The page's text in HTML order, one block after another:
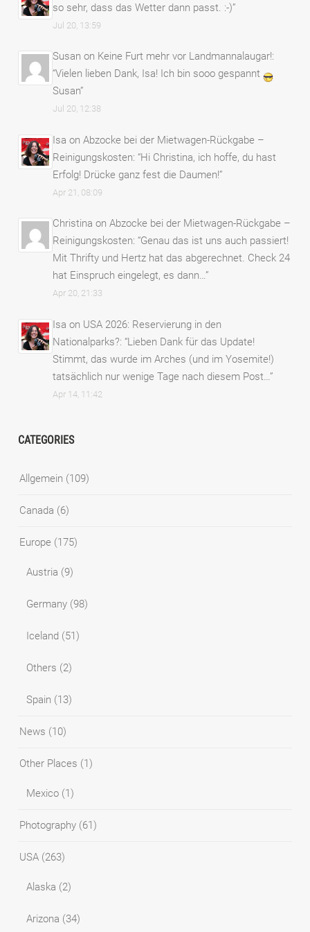
so sehr, dass das Wetter dann passt. :-)”
Jul 20, 13:59
Susan on Keine Furt mehr vor Landmannalaugar!:
“Vielen lieben Dank, Isa! Ich bin sooo gespannt
Susan”
Jul 20, 12:38
Isa onAbzocke bei der Mietwagen-Rückgabe –
Reinigungskosten: “Hi Christina, ich hoffe, du hast
Erfolg! Drücke ganz fest die Daumen!”
Apr 21, 08:09
Christina onAbzocke bei der Mietwagen-Rückgabe –
Reinigungskosten: “Genau das ist uns auch passiert!
Mit Thrifty und Hertz hat das abgerechnet. Check 24
hat Einspruch eingelegt, es dann…”
Apr 20, 21:33
Isa on USA 2026: Reservierung in den
Nationalparks?: “Lieben Dank für das Update!
Stimmt, das wurde im Arches (und im Yosemite!)
tatsächlich nur wenige Tage nach diesem Post…”
Apr 14, 11:42
CATEGORIES
Allgemein (109)
Canada (6)
Europe (175)
Austria (9)
Germany (98)
Iceland (51)
Others (2)
Spain (13)
News (10)
Other Places (1)
Mexico (1)
Photography (61)
USA (263)
Alaska (2)
Arizona (34)